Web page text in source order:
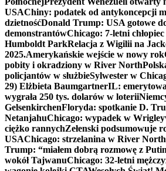
USAChiny: podatek od antykoncepcji
dzietnośćDonald Trump: USA gotowe
demonstrantówChicago: 7-letni
Humboldt ParkRelacja z Wigilii na
2025.Amerykańskie wejście w nowy rok
pobity i okradziony w River North
policjantów w służbieSylwester w
29) Elżbieta BaumgartnerIL:
wygrała 250 tys. dolarów w loterii
GelsenkirchenFloryda: spotkanie D.
NetanjahuChicago: wypadek w
ciężko rannychZełenski podsumowuje
USAChicago: strzelanina w River
Trump: “miałem dobrą rozmowę z
wokół TajwanuChicago: 32-letni